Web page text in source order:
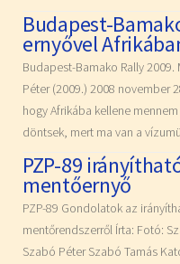
Budapest-
ernyővel
Budapest-Bamako Rally
Péter (2009.) 2008 november
hogy Afrikába kellene
döntsek, mert ma van a
PZP-89
mentőernyő
PZP-89 Gondolatok az
mentőrendszerről Írta: Fotó:
Szabó Péter Szabó Tamás